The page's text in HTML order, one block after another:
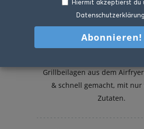
Grillbeilagen aus dem
Grillbeilagen aus dem
& schnell gemacht, mit nur
Zutaten.
Hiermit akzeptierst du